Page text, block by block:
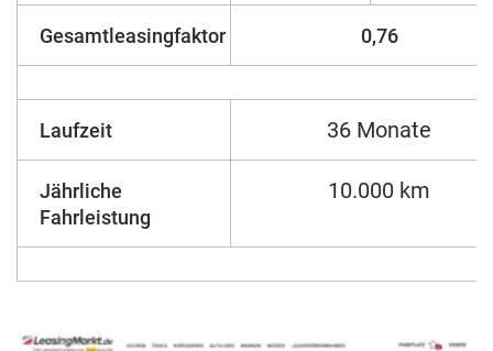
Gesamtleasingfaktor 0,76
Laufzeit 36 Monate
Jährliche
Fahrleistung
10.000 km